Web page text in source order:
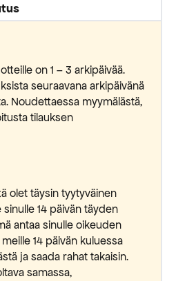
on 1 – 3 arkipäivää.
seuraavana arkipäivänä
Noudettaessa myymälästä,
tilauksen
olet täysin tyytyväinen
14 päivän täyden
antaa sinulle oikeuden
14 päivän kuluessa
ja saada rahat takaisin.
samassa,